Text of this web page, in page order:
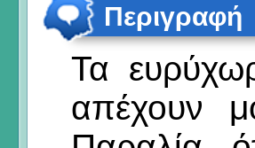
Περιγραφή
Τα
απέχουν